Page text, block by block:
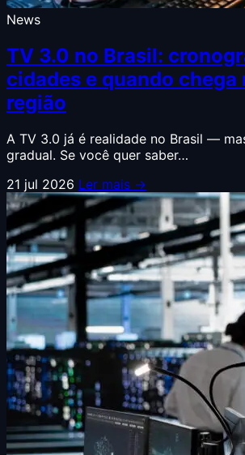
News
TV 3.0 no Brasil:
cidades e quando chega
região
A TV 3.0 já é realidade no Brasil —
gradual. Se você quer saber…
21 jul 2026 Ler mais →